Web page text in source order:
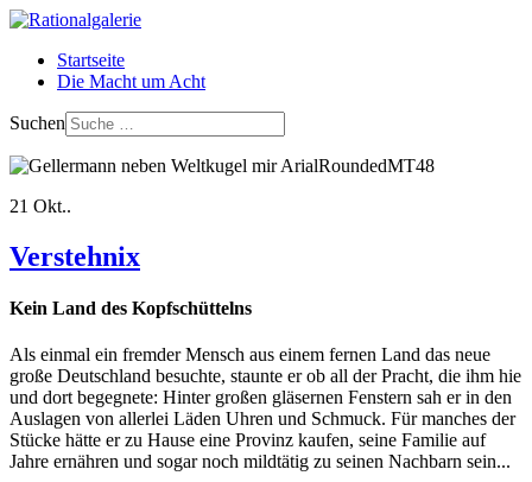
Startseite
Die Macht um Acht
Suchen
21 Okt..
Verstehnix
Kein Land des Kopfschüttelns
Als einmal ein fremder Mensch aus einem fernen Land das neue
große Deutschland besuchte, staunte er ob all der Pracht, die ihm hie
und dort begegnete: Hinter großen gläsernen Fenstern sah er in den
Auslagen von allerlei Läden Uhren und Schmuck. Für manches der
Stücke hätte er zu Hause eine Provinz kaufen, seine Familie auf
Jahre ernähren und sogar noch mildtätig zu seinen Nachbarn sein...